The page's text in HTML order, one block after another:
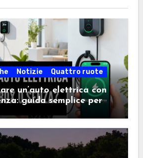
Notizie Quattro ruote
un’auto elettrica con
guida semplice per
giusta